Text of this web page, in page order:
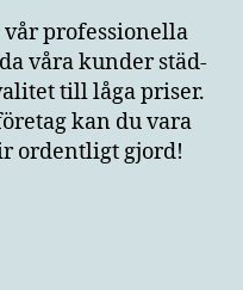
professionella
våra kunder städ-
till låga priser.
kan du vara
ordentligt gjord!